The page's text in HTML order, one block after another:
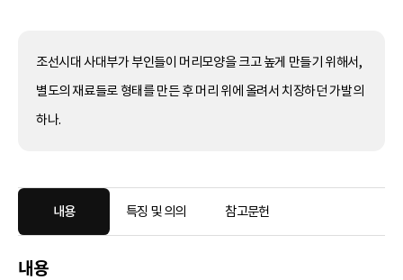
조선시대 사대부가 부인들이 머리모양을 크고 높게 만들기 위해서,
별도의 재료들로 형태를 만든 후 머리 위에 올려서 치장하던 가발의
하나.
내용 특징 및 의의 참고문헌
내용